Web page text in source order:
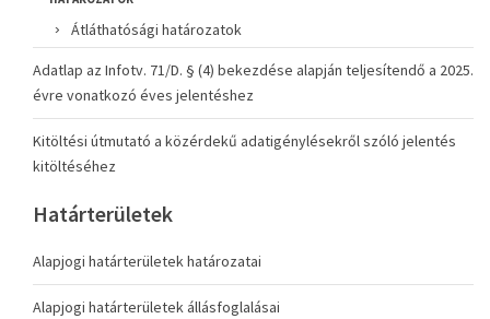
Átláthatósági határozatok
Adatlap az Infotv. 71/D. § (4) bekezdése alapján teljesítendő a 2025.
évre vonatkozó éves jelentéshez
Kitöltési útmutató a közérdekű adatigénylésekről szóló jelentés
kitöltéséhez
Határterületek
Alapjogi határterületek határozatai
Alapjogi határterületek állásfoglalásai